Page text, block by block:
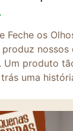
Feche os
produz nossos
Um produto
uma